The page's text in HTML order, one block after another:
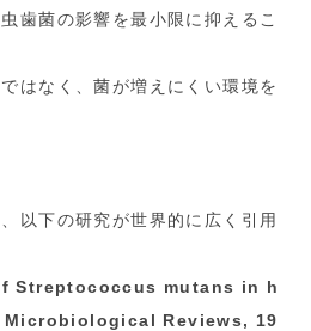
歯菌の影響を最小限に抑えるこ
はなく、菌が増えにくい環境を
以下の研究が世界的に広く引用
Streptococcus mutans in h
Reviews, 19